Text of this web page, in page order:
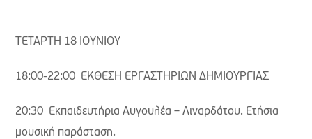
ΤΕΤΑΡΤΗ 18 ΙΟΥΝΙΟΥ
18:00-22:00 ΕΚΘΕΣΗ ΕΡΓΑΣΤΗΡΙΩΝ ΔΗΜΙΟΥΡΓΙΑΣ
20:30 Εκπαιδευτήρια Αυγουλέα – Λιναρδάτου. Ετήσια
μουσική παράσταση.